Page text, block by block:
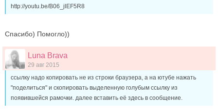
http://youtu.be/B06_jlEF5R8
Спасибо) Помогло))
Luna Brava
29 авг 2015
ссылку надо копировать не из строки браузера, а на ютубе нажать
"поделиться" и скопировать выделенную голубым ссылку из
появившейся рамочки. далее вставить её здесь в сообщение.